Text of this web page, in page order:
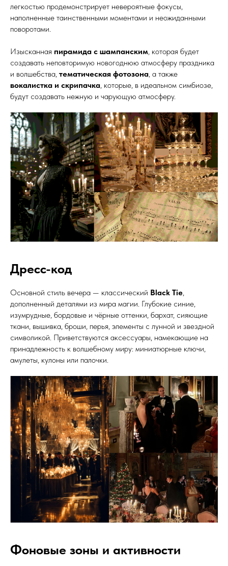
легкостью продемонстрирует невероятные фокусы,
наполненные таинственными моментами и неожиданными
поворотами.
Изысканная пирамида с шампанским, которая будет
создавать неповторимую новогоднюю атмосферу праздника
и волшебства, тематическая фотозона, а также
вокалистка и скрипачка, которые, в идеальном симбиозе,
будут создавать нежную и чарующую атмосферу.
Дресс-код
Основной стиль вечера — классический Black Tie,
дополненный деталями из мира магии. Глубокие синие,
изумрудные, бордовые и чёрные оттенки, бархат, сияющие
ткани, вышивка, броши, перья, элементы с лунной и звездной
символикой. Приветствуются аксессуары, намекающие на
принадлежность к волшебному миру: миниатюрные ключи,
амулеты, кулоны или палочки.
Фоновые зоны и активности